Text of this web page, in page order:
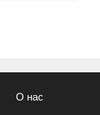
О нас